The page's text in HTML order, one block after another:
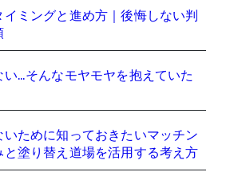
ミングと進め方｜後悔しない判
…そんなモヤモヤを抱えていた
ために知っておきたいマッチン
塗り替え道場を活用する考え方